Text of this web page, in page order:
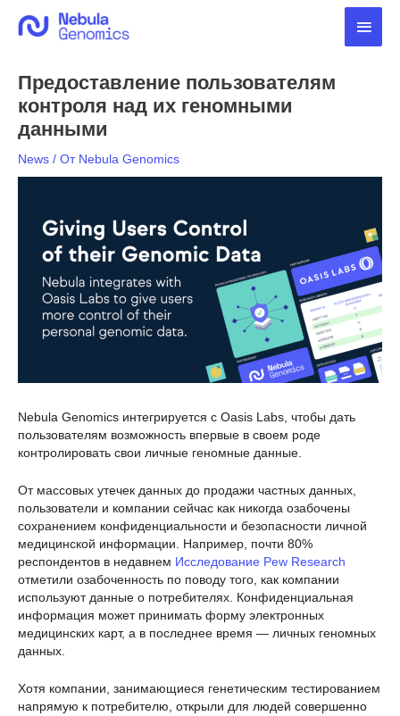
содержимому
Предоставление пользователям
контроля над их геномными
данными
News / От Nebula Genomics
Nebula Genomics интегрируется с Oasis Labs, чтобы дать
пользователям возможность впервые в своем роде
контролировать свои личные геномные данные.
От массовых утечек данных до продажи частных данных,
пользователи и компании сейчас как никогда озабочены
сохранением конфиденциальности и безопасности личной
медицинской информации. Например, почти 80%
респондентов в недавнем Исследование Pew Research
отметили озабоченность по поводу того, как компании
используют данные о потребителях. Конфиденциальная
информация может принимать форму электронных
медицинских карт, а в последнее время — личных геномных
данных.
Хотя компании, занимающиеся генетическим тестированием
напрямую к потребителю, открыли для людей совершенно